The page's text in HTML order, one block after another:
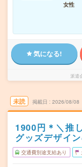
女性
気になる!
派遣
未読 掲載日 2026/08/08
1900円＊＼推
グッズデザイ
交通費別途支給あり